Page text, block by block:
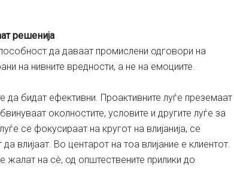
решенија
да даваат промислени одговори на
на нивните вредности, а не на емоциите.
бидат ефективни. Проактивните луѓе преземаат
околностите, условите и другите луѓе за
се фокусираат на кругот на влијанија, се
влијаат. Во центарот на тоа влијание е клиентот.
жалат на сè, од општествените прилики до